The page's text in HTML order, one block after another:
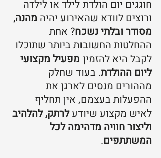
חוגגים יום הולדת לילד או לילדה
ורוצים לוודא שהאירוע יהיה מהנה,
מסודר ובלתי נשכח? אחת
ההחלטות החשובות ביותר שתוכלו
לקבל היא להזמין מפעיל מקצועי
ליום ההולדת. בעוד שחלק
מההורים מנסים לארגן את
ההפעלות בעצמם, אין תחליף
לאיש מקצוע שיודע לרתק, להלהיב
וליצור חוויה מדהימה לכל
המשתתפים.